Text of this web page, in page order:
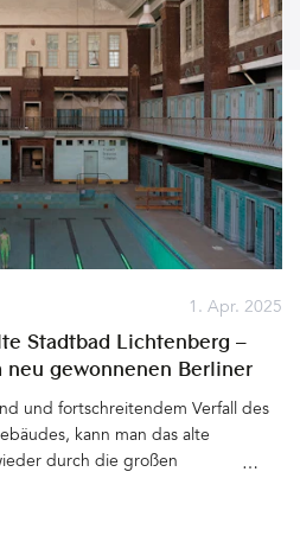
1. Apr. 2025
Stadtbad Lichtenberg –
neu gewonnenen Berliner
und fortschreitendem Verfall des
kann man das alte
durch die großen